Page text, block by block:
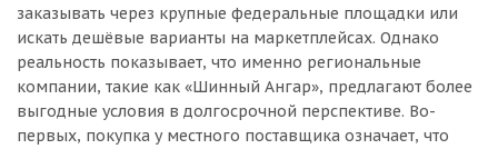
заказывать через крупные федеральные площадки или
искать дешёвые варианты на маркетплейсах. Однако
реальность показывает, что именно региональные
компании, такие как «Шинный Ангар», предлагают более
выгодные условия в долгосрочной перспективе. Во-
первых, покупка у местного поставщика означает, что